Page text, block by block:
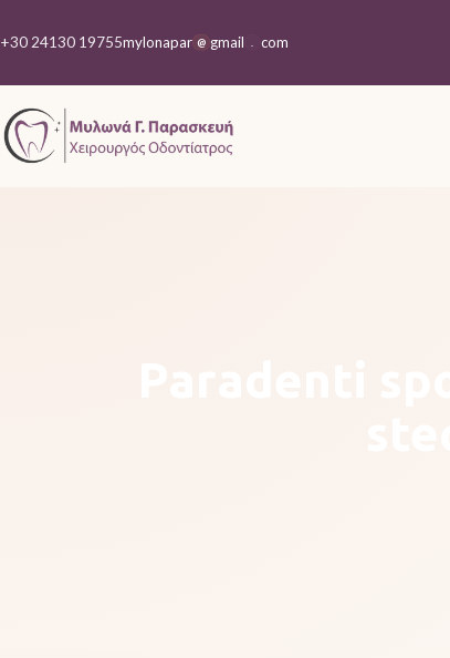
+30 24130 19755mylonapar @ gmail com